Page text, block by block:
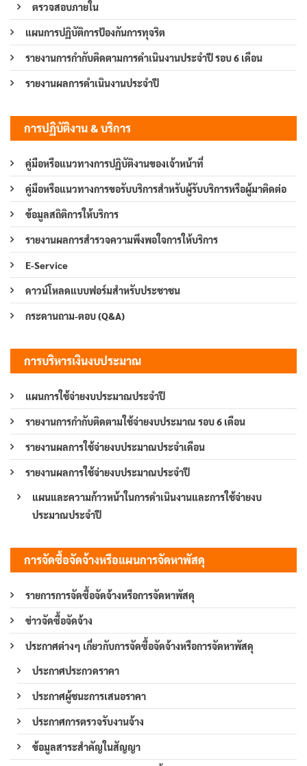
ตรวจสอบภายใน
แผนการปฏิบัติการป้องกันการทุจริต
รายงานการกำกับติดตามการดำเนินงานประจำปี รอบ 6 เดือน
รายงานผลการดำเนินงานประจำปี
การปฏิบัติงาน & บริการ
คู่มือหรือแนวทางการปฏิบัติงานของเจ้าหน้าที่
คู่มือหรือแนวทางการขอรับบริการสำหรับผู้รับบริการหรือผู้มาติดต่อ
ข้อมูลสถิติการให้บริการ
รายงานผลการสำรวจความพึงพอใจการให้บริการ
E-Service
ดาวน์โหลดแบบฟอร์มสำหรับประชาชน
กระดานถาม-ตอบ (Q&A)
การบริหารเงินงบประมาณ
แผนการใช้จ่ายงบประมาณประจำปี
รายงานการกำกับติดตามใช้จ่ายงบประมาณ รอบ 6 เดือน
รายงานผลการใช้จ่ายงบประมาณประจำเดือน
รายงานผลการใช้จ่ายงบประมาณประจำปี
แผนและความก้าวหน้าในการดำเนินงานและการใช้จ่ายงบ
ประมาณประจำปี
การจัดซื้อจัดจ้างหรือแผนการจัดหาพัสดุ
รายการการจัดซื้อจัดจ้างหรือการจัดหาพัสดุ
ข่าวจัดซื้อจัดจ้าง
ประกาศต่างๆ เกี่ยวกับการจัดซื้อจัดจ้างหรือการจัดหาพัสดุ
ประกาศประกวดราคา
ประกาศผู้ชนะการเสนอราคา
ประกาศการตรวจรับงานจ้าง
ข้อมูลสาระสำคัญในสัญญา